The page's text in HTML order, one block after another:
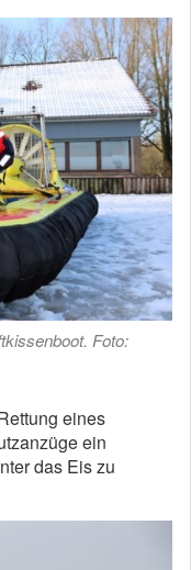
Foto:
eines
ein
das Eis zu